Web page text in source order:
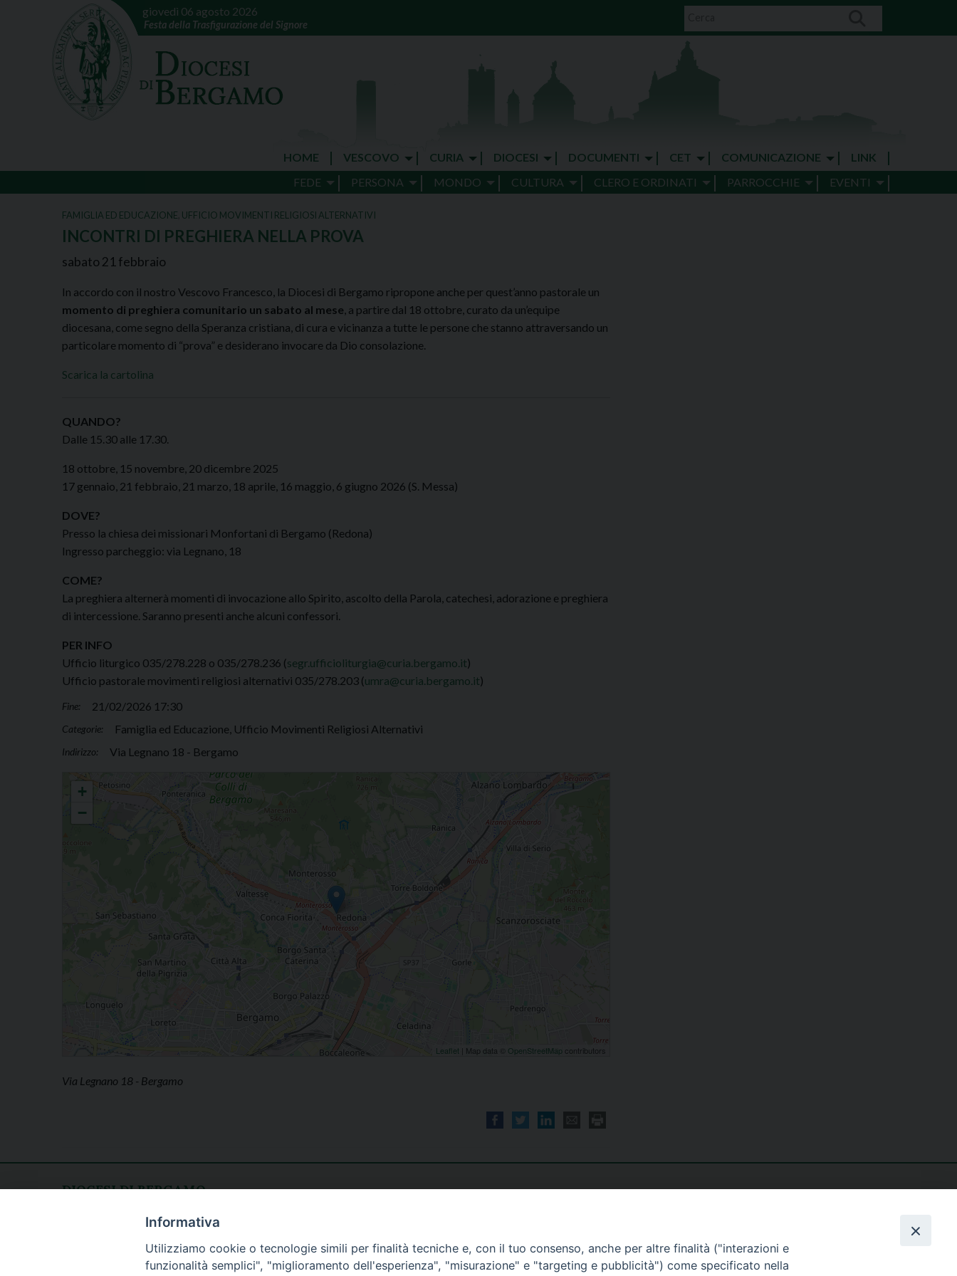
giovedì 06 agosto 2026
Festa della Trasfigurazione del Signore
HOME VESCOVO CURIA DIOCESI DOCUMENTI CET COMUNICAZIONE
LINK
FEDE
PERSONA MONDO CULTURA CLERO E ORDINATI PARROCCHIE EVENTI
FAMIGLIA ED EDUCAZIONE UFFICIO MOVIMENTI RELIGIOSI ALTERNATIVI
INCONTRI DI PREGHIERA NELLA PROVA
sabato 21 febbraio
In accordo con il nostro Vescovo Francesco, la Diocesi di Bergamo ripropone anche per quest’anno pastorale un
momento di preghiera comunitario un sabato al mese , a partire dal 18 ottobre, curato da un’equipe
diocesana, come segno della Speranza cristiana, di cura e vicinanza a tutte le persone che stanno attraversando un
particolare momento di “prova” e desiderano invocare da Dio consolazione.
Scarica la cartolina
QUANDO?
Dalle 15.30 alle 17.30.
18 ottobre, 15 novembre, 20 dicembre 2025
17 gennaio, 21 febbraio, 21 marzo, 18 aprile, 16 maggio, 6 giugno 2026 (S. Messa)
DOVE?
Presso la chiesa dei missionari Monfortani di Bergamo (Redona)
Ingresso parcheggio: via Legnano, 18
COME?
La preghiera alternerà momenti di invocazione allo Spirito, ascolto della Parola, catechesi, adorazione e preghiera
di intercessione. Saranno presenti anche alcuni confessori.
PER INFO
Ufficio liturgico 035/278.228 o 035/278.236 (segr.ufficioliturgia@curia.bergamo.it)
Ufficio pastorale movimenti religiosi alternativi 035/278.203 (umra@curia.bergamo.it)
Fine: 21/02/2026 17:30
Categorie: Famiglia ed Educazione, Ufficio Movimenti Religiosi Alternativi
Indirizzo: Via Legnano 18 - Bergamo
Incontri di preghiera nella prova
+
−
Leaflet | Map data © OpenStreetMap contributors
Via Legnano 18 - Bergamo
DIOCESI DI BERGAMO
lunedì - venerdì
h. 08.30 - 12.30
Informativa
Utilizziamo cookie o tecnologie simili per finalità tecniche e, con il tuo consenso, anche per altre finalità ("interazioni e
funzionalità semplici", "miglioramento dell'esperienza", "misurazione" e "targeting e pubblicità") come specificato nella